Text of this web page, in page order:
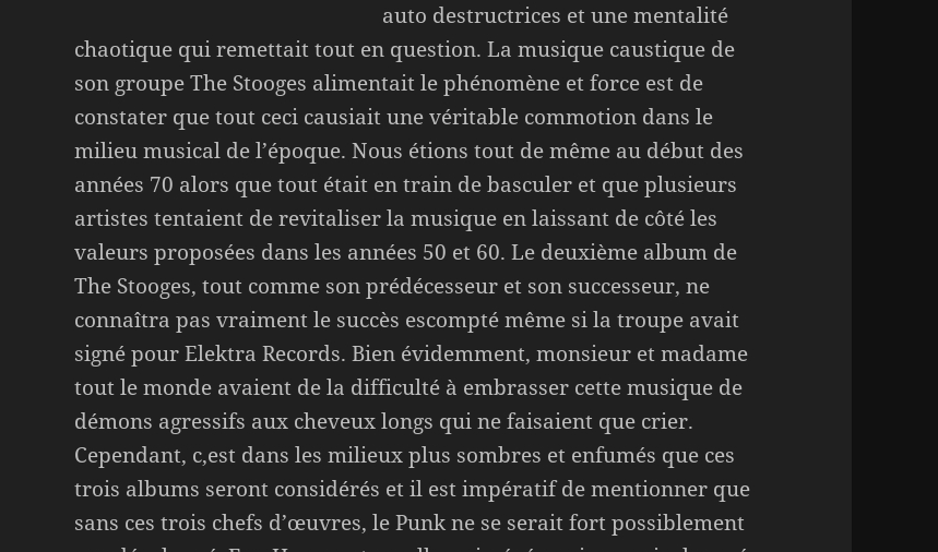
auto destructrices et une mentalité
chaotique qui remettait tout en question. La musique caustique de
son groupe The Stooges alimentait le phénomène et force est de
constater que tout ceci causiait une véritable commotion dans le
milieu musical de l’époque. Nous étions tout de même au début des
années 70 alors que tout était en train de basculer et que plusieurs
artistes tentaient de revitaliser la musique en laissant de côté les
valeurs proposées dans les années 50 et 60. Le deuxième album de
The Stooges, tout comme son prédécesseur et son successeur, ne
connaîtra pas vraiment le succès escompté même si la troupe avait
signé pour Elektra Records. Bien évidemment, monsieur et madame
tout le monde avaient de la difficulté à embrasser cette musique de
démons agressifs aux cheveux longs qui ne faisaient que crier.
Cependant, c,est dans les milieux plus sombres et enfumés que ces
trois albums seront considérés et il est impératif de mentionner que
sans ces trois chefs d’œuvres, le Punk ne se serait fort possiblement